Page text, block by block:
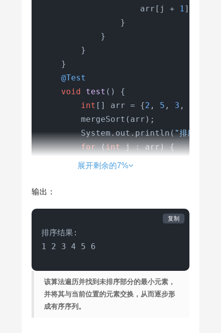
                    arr[j +
1 ] =
                }
            }
        }
    }
@Test
void
test ()
{
int [] arr = {2 , 5 , 3 ,
        mergeSort(arr);
        System.out.println(
"排序结果:"
for (int j : arr) {
            System.out.print(j +
    }
展开剩余的7%
输出：
排序结果:
复制
该算法遍历并找到未排序部分的最小元素，
并将其与当前位置的元素交换，从而逐步形
成有序序列。